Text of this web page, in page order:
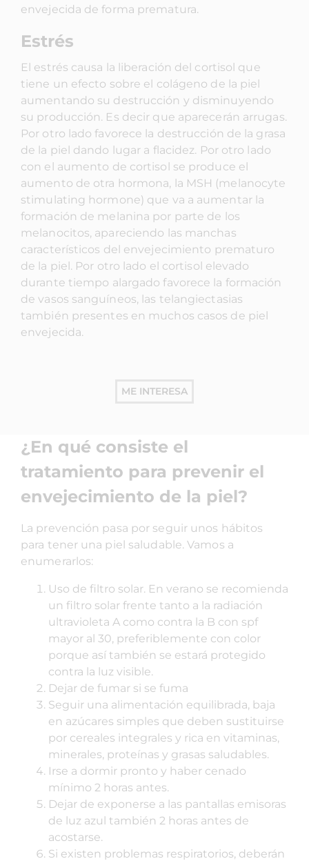
envejecida de forma prematura.
Estrés
El estrés causa la liberación del cortisol que
tiene un efecto sobre el colágeno de la piel
aumentando su destrucción y disminuyendo
su producción. Es decir que aparecerán arrugas.
Por otro lado favorece la destrucción de la grasa
de la piel dando lugar a flacidez. Por otro lado
con el aumento de cortisol se produce el
aumento de otra hormona, la MSH (melanocyte
stimulating hormone) que va a aumentar la
formación de melanina por parte de los
melanocitos, apareciendo las manchas
característicos del envejecimiento prematuro
de la piel. Por otro lado el cortisol elevado
durante tiempo alargado favorece la formación
de vasos sanguíneos, las telangiectasias
también presentes en muchos casos de piel
envejecida.
ME INTERESA
¿En qué consiste el
tratamiento para prevenir el
envejecimiento de la piel?
La prevención pasa por seguir unos hábitos
para tener una piel saludable. Vamos a
enumerarlos:
Uso de filtro solar. En verano se recomienda
un filtro solar frente tanto a la radiación
ultravioleta A como contra la B con spf
mayor al 30, preferiblemente con color
porque así también se estará protegido
contra la luz visible.
Dejar de fumar si se fuma
Seguir una alimentación equilibrada, baja
en azúcares simples que deben sustituirse
por cereales integrales y rica en vitaminas,
minerales, proteínas y grasas saludables.
Irse a dormir pronto y haber cenado
mínimo 2 horas antes.
Dejar de exponerse a las pantallas emisoras
de luz azul también 2 horas antes de
acostarse.
Si existen problemas respiratorios, deberán